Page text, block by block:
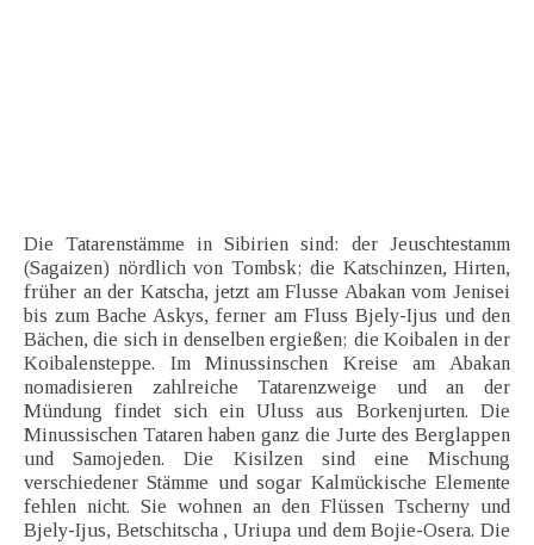
Die Tatarenstämme in Sibirien sind: der Jeuschtestamm
(Sagaizen) nördlich von Tombsk; die Katschinzen, Hirten,
früher an der Katscha, jetzt am Flusse Abakan vom Jenisei
bis zum Bache Askys, ferner am Fluss Bjely-Ijus und den
Bächen, die sich in denselben ergießen; die Koibalen in der
Koibalensteppe. Im Minussinschen Kreise am Abakan
nomadisieren zahlreiche Tatarenzweige und an der
Mündung findet sich ein Uluss aus Borkenjurten. Die
Minussischen Tataren haben ganz die Jurte des Berglappen
und Samojeden. Die Kisilzen sind eine Mischung
verschiedener Stämme und sogar Kalmückische Elemente
fehlen nicht. Sie wohnen an den Flüssen Tscherny und
Bjely-Ijus, Betschitscha , Uriupa und dem Bojie-Osera. Die